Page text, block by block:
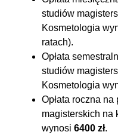
studiów
Kosmetologia
ratach).
Opłata
studiów
Kosmetologia
Opłata roczna
magisterskich na
wynosi 6400 zł.